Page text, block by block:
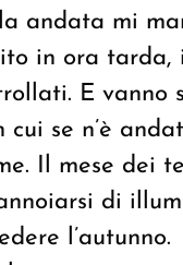
andata mi
in ora
E vanno
se n’è
Il mese dei
di
l’autunno.